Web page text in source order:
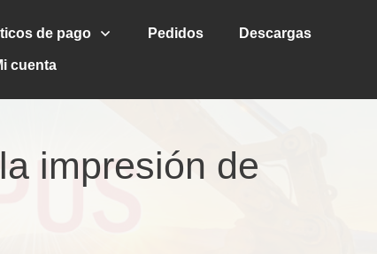
de pago Pedidos Descargas
cuenta
impresión de